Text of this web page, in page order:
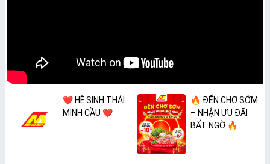
❤️ HỆ SINH THÁI
MINH CẦU ❤️
🔥 ĐẾN CHỢ SỚM
– NHẬN ƯU ĐÃI
BẤT NGỜ 🔥